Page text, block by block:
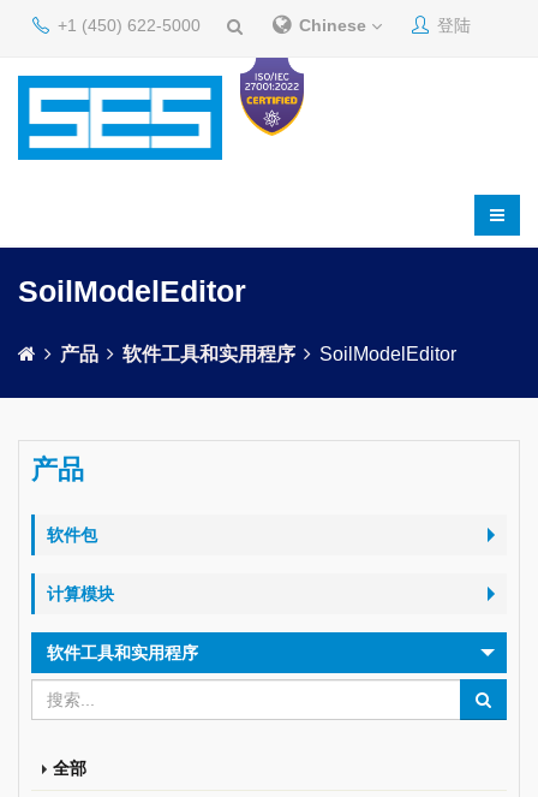
+1 (450) 622-5000 Chinese 登陆
SoilModelEditor
产品 软件工具和实用程序 SoilModelEditor
产品
软件包
计算模块
软件工具和实用程序
全部